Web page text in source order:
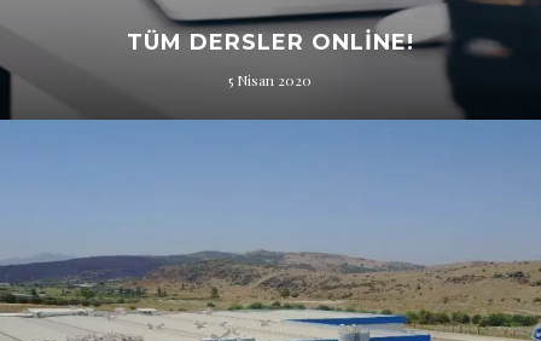
TÜM DERSLER ONLINE!
5 Nisan 2020